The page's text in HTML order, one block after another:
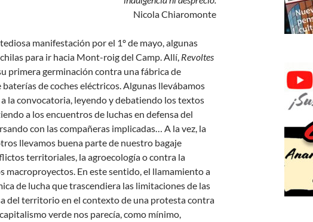
Nicola Chiaromonte
manifestación por el 1º de mayo, algunas
para ir hacia Mont-roig del Camp. Allí, Revoltes
primera germinación contra una fábrica de
de coches eléctricos. Algunas llevábamos
la convocatoria, leyendo y debatiendo los textos
a los encuentros de luchas en defensa del
con las compañeras implicadas… A la vez, la
llevamos buena parte de nuestro bagaje
territoriales, la agroecología o contra la
macroproyectos. En este sentido, el llamamiento a
de lucha que trascendiera las limitaciones de las
del territorio en el contexto de una protesta contra
verde nos parecía, como mínimo,